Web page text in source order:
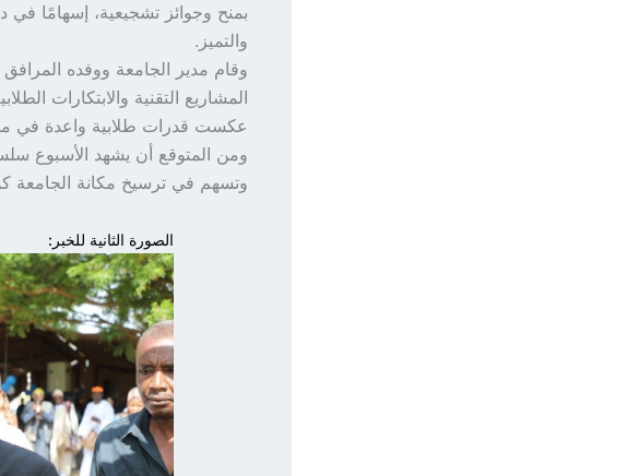
بمنح وجوائز تشجيعية، إسهامًا في
والتميز.
وقام مدير الجامعة ووفده
المشاريع التقنية والابتكارات
عكست قدرات طلابية واعدة في
ومن المتوقع أن يشهد الأسبوع
وتسهم في ترسيخ مكانة الجامعة
الصورة الثانية للخبر: